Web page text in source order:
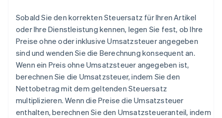
Sobald Sie den korrekten Steuersatz für Ihren Artikel
oder Ihre Dienstleistung kennen, legen Sie fest, ob Ihre
Preise ohne oder inklusive Umsatzsteuer angegeben
sind und wenden Sie die Berechnung konsequent an.
Wenn ein Preis ohne Umsatzsteuer angegeben ist,
berechnen Sie die Umsatzsteuer, indem Sie den
Nettobetrag mit dem geltenden Steuersatz
multiplizieren. Wenn die Preise die Umsatzsteuer
enthalten, berechnen Sie den Umsatzsteueranteil, indem